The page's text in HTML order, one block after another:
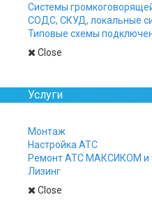
Системы
СОДС, СКУД, локальные
Типовые схемы
Close
Услуги
Монтаж
Настройка АТС
Ремонт АТС МАКСИКОМ и
Лизинг
Close